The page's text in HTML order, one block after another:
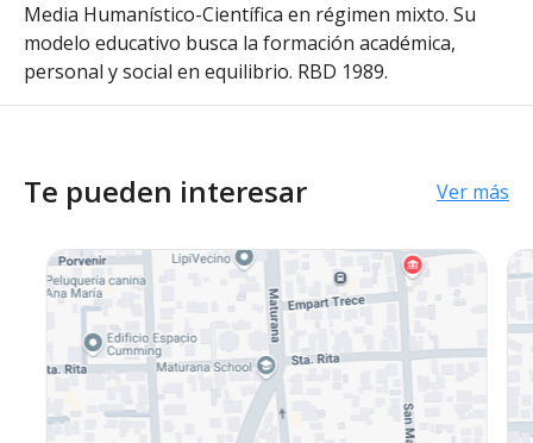
Media Humanístico-Científica en régimen mixto. Su
modelo educativo busca la formación académica,
personal y social en equilibrio. RBD 1989.
Te pueden interesar Ver más